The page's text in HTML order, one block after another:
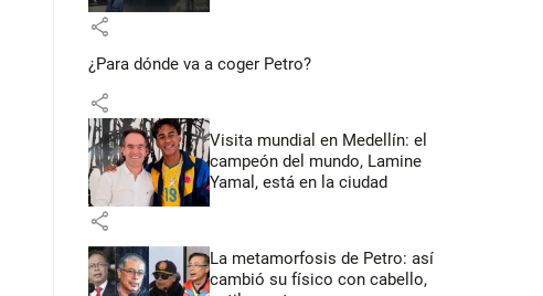
share
¿Para dónde va a coger Petro?
share
Visita mundial en Medellín: el
campeón del mundo, Lamine
Yamal, está en la ciudad
share
La metamorfosis de Petro: así
cambió su físico con cabello,